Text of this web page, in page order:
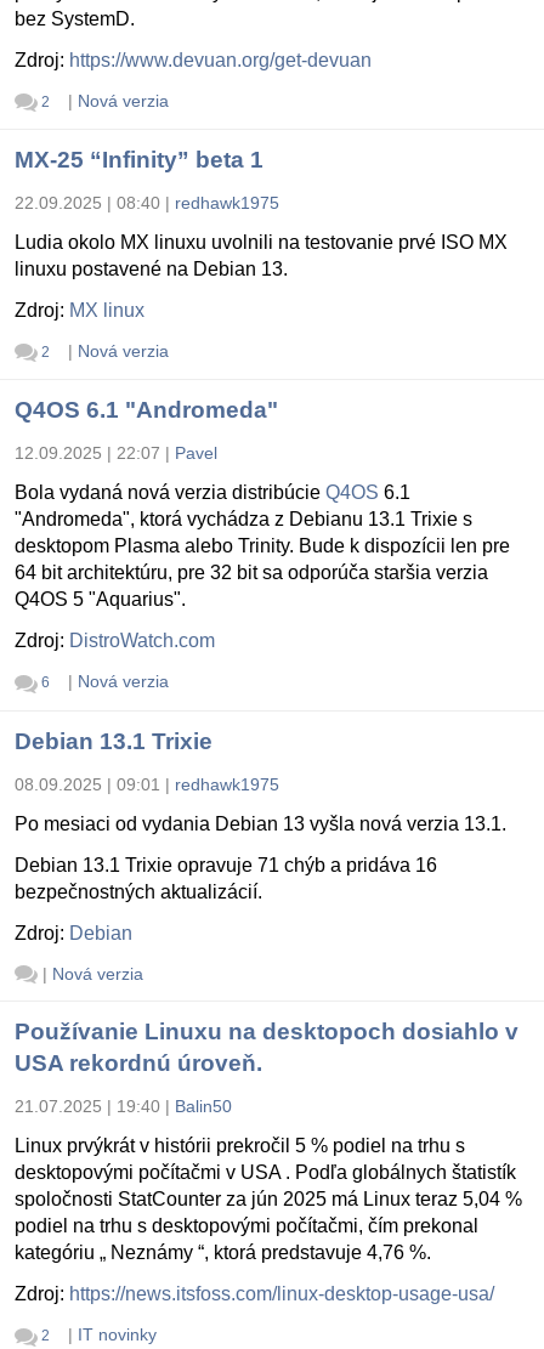
bez SystemD.
Zdroj: https://www.devuan.org/get-devuan
2 | Nová verzia
MX-25 “Infinity” beta 1
22.09.2025 | 08:40 | redhawk1975
Ludia okolo MX linuxu uvolnili na testovanie prvé ISO MX
linuxu postavené na Debian 13.
Zdroj: MX linux
2 | Nová verzia
Q4OS 6.1 "Andromeda"
12.09.2025 | 22:07 | Pavel
Bola vydaná nová verzia distribúcie Q4OS 6.1
"Andromeda", ktorá vychádza z Debianu 13.1 Trixie s
desktopom Plasma alebo Trinity. Bude k dispozícii len pre
64 bit architektúru, pre 32 bit sa odporúča staršia verzia
Q4OS 5 "Aquarius".
Zdroj: DistroWatch.com
6 | Nová verzia
Debian 13.1 Trixie
08.09.2025 | 09:01 | redhawk1975
Po mesiaci od vydania Debian 13 vyšla nová verzia 13.1.
Debian 13.1 Trixie opravuje 71 chýb a pridáva 16
bezpečnostných aktualizácií.
Zdroj: Debian
| Nová verzia
Používanie Linuxu na desktopoch dosiahlo v
USA rekordnú úroveň.
21.07.2025 | 19:40 | Balin50
Linux prvýkrát v histórii prekročil 5 % podiel na trhu s
desktopovými počítačmi v USA . Podľa globálnych štatistík
spoločnosti StatCounter za jún 2025 má Linux teraz 5,04 %
podiel na trhu s desktopovými počítačmi, čím prekonal
kategóriu „ Neznámy “, ktorá predstavuje 4,76 %.
Zdroj: https://news.itsfoss.com/linux-desktop-usage-usa/
2 | IT novinky